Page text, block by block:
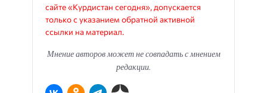
сайте «Курдистан сегодня», допускается
только с указанием обратной активной
ссылки на материал.
Мнение авторов может не совпадать с мнением
редакции.